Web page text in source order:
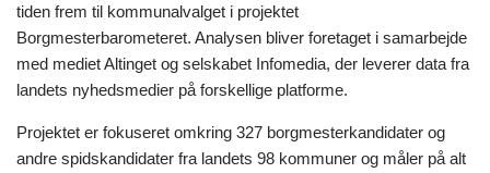
tiden frem til kommunalvalget i projektet
Borgmesterbarometeret. Analysen bliver foretaget i samarbejde
med mediet Altinget og selskabet Infomedia, der leverer data fra
landets nyhedsmedier på forskellige platforme.
Projektet er fokuseret omkring 327 borgmesterkandidater og
andre spidskandidater fra landets 98 kommuner og måler på alt